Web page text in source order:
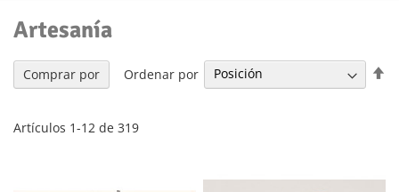
Artesanía
Artículos 1-12 de 319
Ordenar por
Comprar por